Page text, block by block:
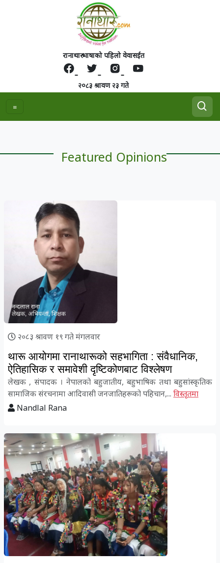
रानाथारु भाषाको पहिलो वेवासईत
२०८३ श्रावण २३ गते
Featured Opinions
२०८३ श्रावण १९ गते मंगलवार
थारू आयोगमा रानाथारूको सहभागिता : संवैधानिक,
ऐतिहासिक र समावेशी दृष्टिकोणबाट विश्लेषण
लेखक , संपादक । नेपालको बहुजातीय, बहुभाषिक तथा बहुसांस्कृतिक
सामाजिक संरचनामा आदिवासी जनजातिहरूको पहिचान,... विस्तृतमा
Nandlal Rana